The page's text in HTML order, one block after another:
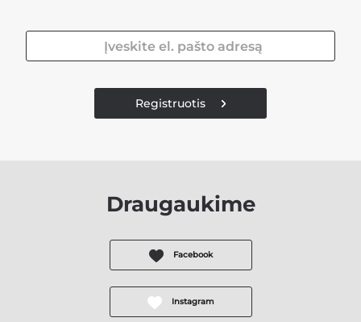
Registruotis
Draugaukime
Facebook
Instagram